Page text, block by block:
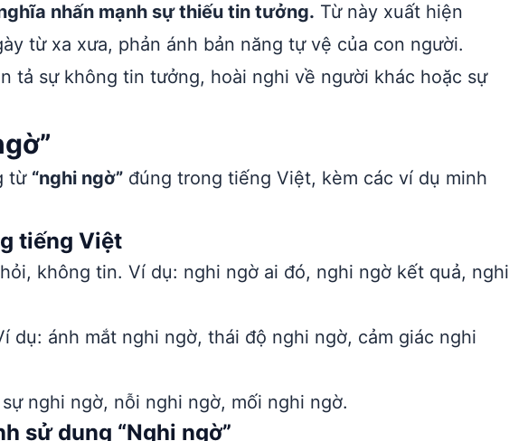
nhấn mạnh sự thiếu tin tưởng. Từ này xuất hiện
từ xa xưa, phản ánh bản năng tự vệ của con người.
tả sự không tin tưởng, hoài nghi về người khác hoặc sự
từ “nghi ngờ” đúng trong tiếng Việt, kèm các ví dụ minh
tiếng Việt
không tin. Ví dụ: nghi ngờ ai đó, nghi ngờ kết quả, nghi
dụ: ánh mắt nghi ngờ, thái độ nghi ngờ, cảm giác nghi
nghi ngờ, nỗi nghi ngờ, mối nghi ngờ.
sử dụng “Nghi ngờ”